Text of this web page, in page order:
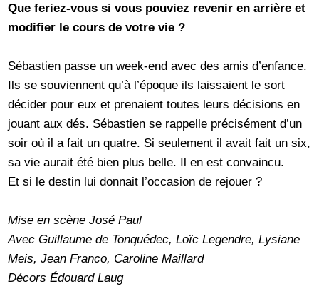
Que feriez-vous si vous pouviez revenir en arrière et
modifier le cours de votre vie ?
Sébastien passe un week-end avec des amis d’enfance.
Ils se souviennent qu’à l’époque ils laissaient le sort
décider pour eux et prenaient toutes leurs décisions en
jouant aux dés. Sébastien se rappelle précisément d’un
soir où il a fait un quatre. Si seulement il avait fait un six,
sa vie aurait été bien plus belle. Il en est convaincu.
Et si le destin lui donnait l’occasion de rejouer ?
Mise en scène José Paul
Avec Guillaume de Tonquédec, Loïc Legendre, Lysiane
Meis, Jean Franco, Caroline Maillard
Décors Édouard Laug